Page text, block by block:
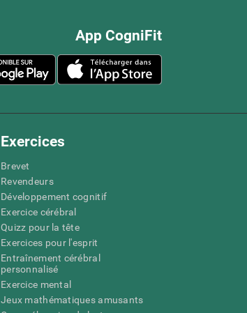
App CogniFit
Exercices
Brevet
Revendeurs
Développement cognitif
Exercice cérébral
Quizz pour la tête
Exercices pour l'esprit
Entraînement cérébral
personnalisé
Exercice mental
Jeux mathématiques amusants